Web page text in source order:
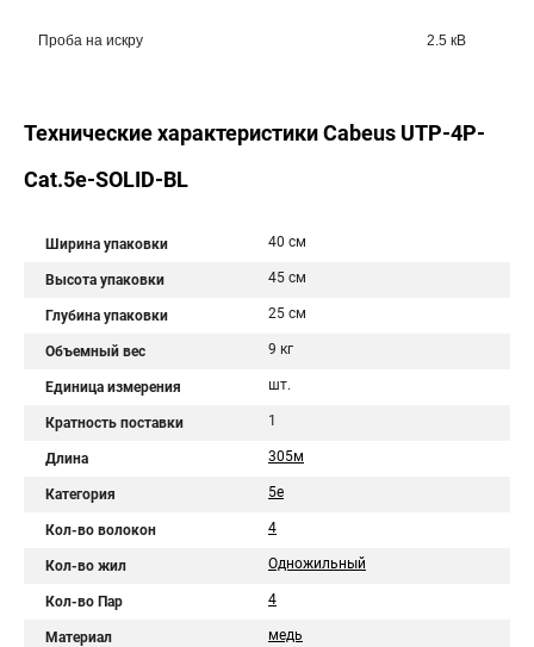
Проба на искру 2.5 кВ
Технические характеристики Cabeus UTP-4P-
Cat.5e-SOLID-BL
Ширина упаковки 40 см
Высота упаковки 45 см
Глубина упаковки 25 см
Объемный вес 9 кг
Единица измерения шт.
Кратность поставки 1
Длина 305м
Категория 5e
Кол-во волокон 4
Кол-во жил Одножильный
Кол-во Пар 4
Материал медь